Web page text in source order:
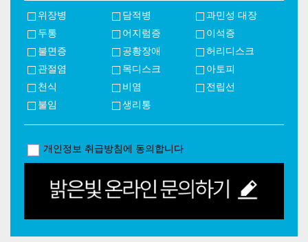
위장병 담적병
과민성 대장
두통
어지럼증
이석증
불면증
공황장애
허리디스크
관절염
목디스크
아토피
천식
비염
전립선
불임
생리통
개인정보 취급방침에 동의합니다